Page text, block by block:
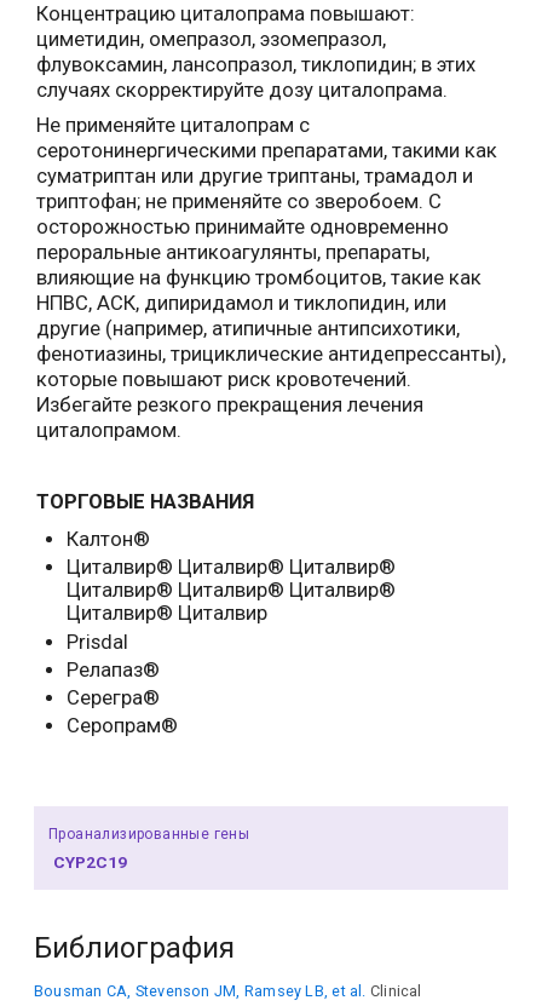
Концентрацию циталопрама повышают:
циметидин, омепразол, эзомепразол,
флувоксамин, лансопразол, тиклопидин; в этих
случаях скорректируйте дозу циталопрама.
Не применяйте циталопрам с
серотонинергическими препаратами, такими как
суматриптан или другие триптаны, трамадол и
триптофан; не применяйте со зверобоем. С
осторожностью принимайте одновременно
пероральные антикоагулянты, препараты,
влияющие на функцию тромбоцитов, такие как
НПВС, АСК, дипиридамол и тиклопидин, или
другие (например, атипичные антипсихотики,
фенотиазины, трициклические антидепрессанты),
которые повышают риск кровотечений.
Избегайте резкого прекращения лечения
циталопрамом.
ТОРГОВЫЕ НАЗВАНИЯ
Калтон®
Циталвир® Циталвир® Циталвир®
Циталвир® Циталвир® Циталвир®
Циталвир® Циталвир
Prisdal
Релапаз®
Серегра®
Серопрам®
Проанализированные гены
CYP2C19
Библиография
Bousman CA, Stevenson JM, Ramsey LB, et al. Clinical